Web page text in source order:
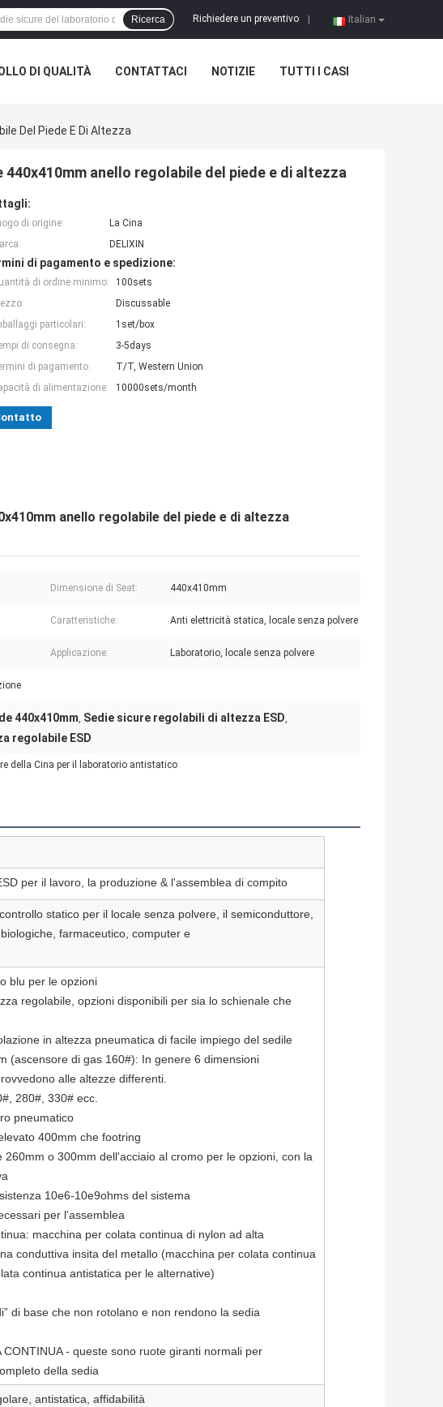
Italian
Richiedere un preventivo
Ricerca
DI QUALITÀ CONTATTACI NOTIZIE TUTTI I CASI
Del Piede E Di Altezza
anello regolabile del piede e di altezza
di origine:
La Cina
DELIXIN
di pagamento e spedizione:
di ordine minimo:
100sets
Discussable
particolari:
1set/box
di consegna:
3-5days
di pagamento:
T/T, Western Union
di alimentazione:
10000sets/month
anello regolabile del piede e di altezza
Dimensione di Seat: 440x410mm
Caratteristiche: Anti elettricità statica, locale senza polvere
Applicazione: Laboratorio, locale senza polvere
440x410mm, Sedie sicure regolabili di altezza ESD,
regolabile ESD
della Cina per il laboratorio antistatico
per il lavoro, la produzione & l'assemblea di compito
statico per il locale senza polvere, il semiconduttore,
farmaceutico, computer e
blu per le opzioni
regolabile, opzioni disponibili per sia lo schienale che
in altezza pneumatica di facile impiego del sedile
(ascensore di gas 160#): In genere 6 dimensioni
alle altezze differenti.
280#, 330# ecc.
pneumatico
400mm che footring
260mm o 300mm dell'acciaio al cromo per le opzioni, con la
10e6-10e9ohms del sistema
per l'assemblea
macchina per colata continua di nylon ad alta
conduttiva insita del metallo (macchina per colata continua
continua antistatica per le alternative)
di base che non rotolano e non rendono la sedia
CONTINUA - queste sono ruote giranti normali per
della sedia
antistatica, affidabilità